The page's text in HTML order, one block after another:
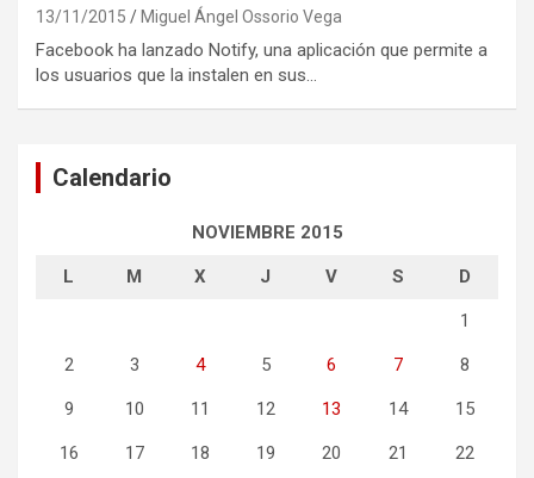
13/11/2015 Miguel Ángel Ossorio Vega
Facebook ha lanzado Notify, una aplicación que permite a
los usuarios que la instalen en sus…
Calendario
NOVIEMBRE 2015
L M X J V S D
1
2 3 4 5 6 7 8
9 10 11 12 13 14 15
16 17 18 19 20 21 22